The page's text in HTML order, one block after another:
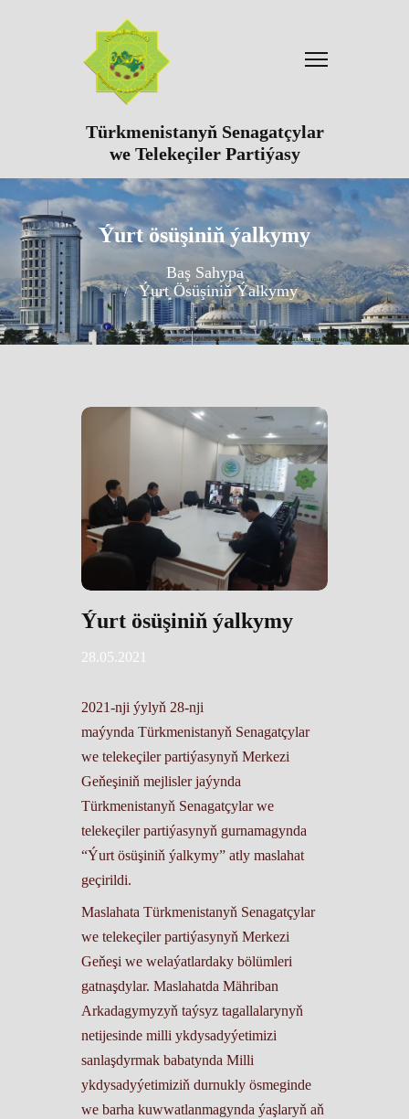
Türkmenistanyň Senagatçylar
we Telekeçiler Partiýasy
Ýurt ösüşiniň ýalkymy
Baş Sahypa
Ýurt Ösüşiniň Ýalkymy
Ýurt ösüşiniň ýalkymy
28.05.2021
2021-nji ýylyň 28-nji
maýynda Türkmenistanyň Senagatçylar
we telekeçiler partiýasynyň Merkezi
Geňeşiniň mejlisler jaýynda
Türkmenistanyň Senagatçylar we
telekeçiler partiýasynyň gurnamagynda
“Ýurt ösüşiniň ýalkymy” atly maslahat
geçirildi.
Maslahata Türkmenistanyň Senagatçylar
we telekeçiler partiýasynyň Merkezi
Geňeşi we welaýatlardaky bölümleri
gatnaşdylar. Maslahatda Mähriban
Arkadagymyzyň taýsyz tagallalarynyň
netijesinde milli ykdysadyýetimizi
sanlaşdyrmak babatynda Milli
ykdysadyýetimiziň durnukly ösmeginde
we barha kuwwatlanmagynda ýaşlaryň aň